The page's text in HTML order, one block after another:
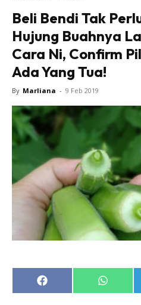
Beli Bendi Tak
Hujung Buahnya
Cara Ni, Confirm
Ada Yang Tua!
By Marliana - 9 Feb 2019
Share
on
Share
on